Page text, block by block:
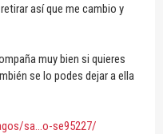
así que me cambio y
muy bien si quieres
se lo podes dejar a ella
sa...o-se95227/